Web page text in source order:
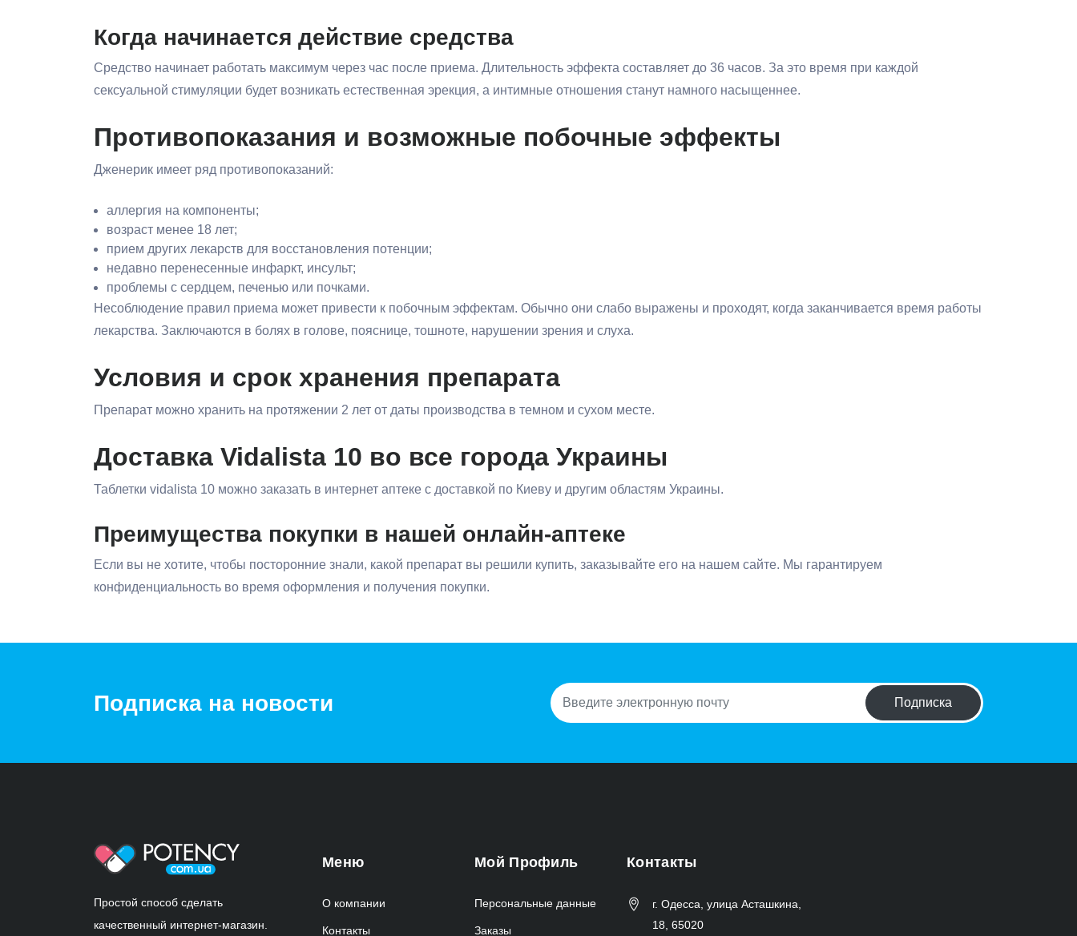
Когда начинается действие средства
Средство начинает работать максимум через час после приема. Длительность эффекта составляет до 36 часов. За это время при каждой
сексуальной стимуляции будет возникать естественная эрекция, а интимные отношения станут намного насыщеннее.
Противопоказания и возможные побочные эффекты
Дженерик имеет ряд противопоказаний:
аллергия на компоненты;
возраст менее 18 лет;
прием других лекарств для восстановления потенции;
недавно перенесенные инфаркт, инсульт;
проблемы с сердцем, печенью или почками.
Несоблюдение правил приема может привести к побочным эффектам. Обычно они слабо выражены и проходят, когда заканчивается время работы
лекарства. Заключаются в болях в голове, пояснице, тошноте, нарушении зрения и слуха.
Условия и срок хранения препарата
Препарат можно хранить на протяжении 2 лет от даты производства в темном и сухом месте.
Доставка Vidalista 10 во все города Украины
Таблетки vidalista 10 можно заказать в интернет аптеке с доставкой по Киеву и другим областям Украины.
Преимущества покупки в нашей онлайн-аптеке
Если вы не хотите, чтобы посторонние знали, какой препарат вы решили купить, заказывайте его на нашем сайте. Мы гарантируем
конфиденциальность во время оформления и получения покупки.
Подписка на новости Подписка
Простой способ сделать
качественный интернет-магазин.
Меню
О компании
Контакты
Мой Профиль
Персональные данные
Заказы
Контакты
г. Одесса, улица Асташкина,
18, 65020